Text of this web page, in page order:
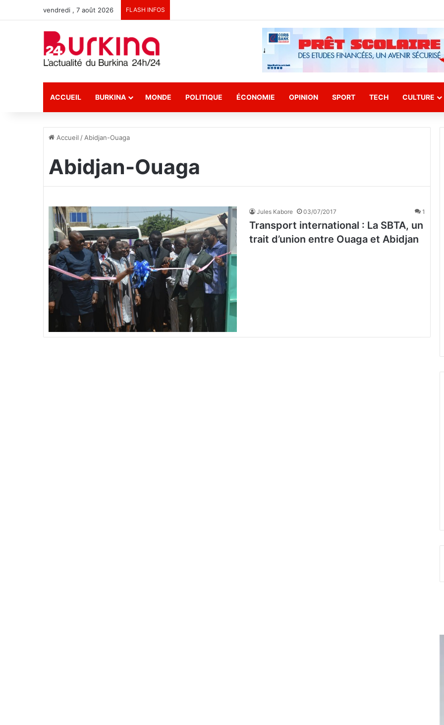
vendredi , 7 août 2026 FLASH INFOS
ACCUEIL BURKINA MONDE POLITIQUE ÉCONOMIE OPINION SPORT TECH CULTURE
Accueil / Abidjan-Ouaga
Abidjan-Ouaga
Jules Kabore 03/07/2017 1
Transport international : La SBTA, un
trait d’union entre Ouaga et Abidjan